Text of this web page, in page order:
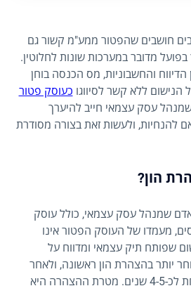
חושבים שהפטור ממע"מ קשור גם
מדובר במערכות שונות לחלוטין.
והחשבוניות, מס הכנסה בוחן
ללא קשר לסיווגו כעוסק פטור
עסק עצמאי חייב להיערך
להנחיות, ולעשות זאת בצורה מסודרת
הון?
שמנהל עסק עצמאי, כולל עוסק
מעמדו של העוסק הפטור אינו
שפותח תיק עצמאי ומדווח על
יותר בהצהרת הון ראשונה, ולאחר
מכן בהצהרות נוספות אחת לכ-4-5 שנים. מטרת ההצהרה היא